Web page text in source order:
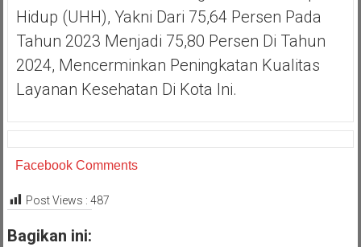
Hidup (UHH), Yakni Dari 75,64 Persen Pada
Tahun 2023 Menjadi 75,80 Persen Di Tahun
2024, Mencerminkan Peningkatan Kualitas
Layanan Kesehatan Di Kota Ini.
Facebook Comments
Post Views : 487
Bagikan ini: